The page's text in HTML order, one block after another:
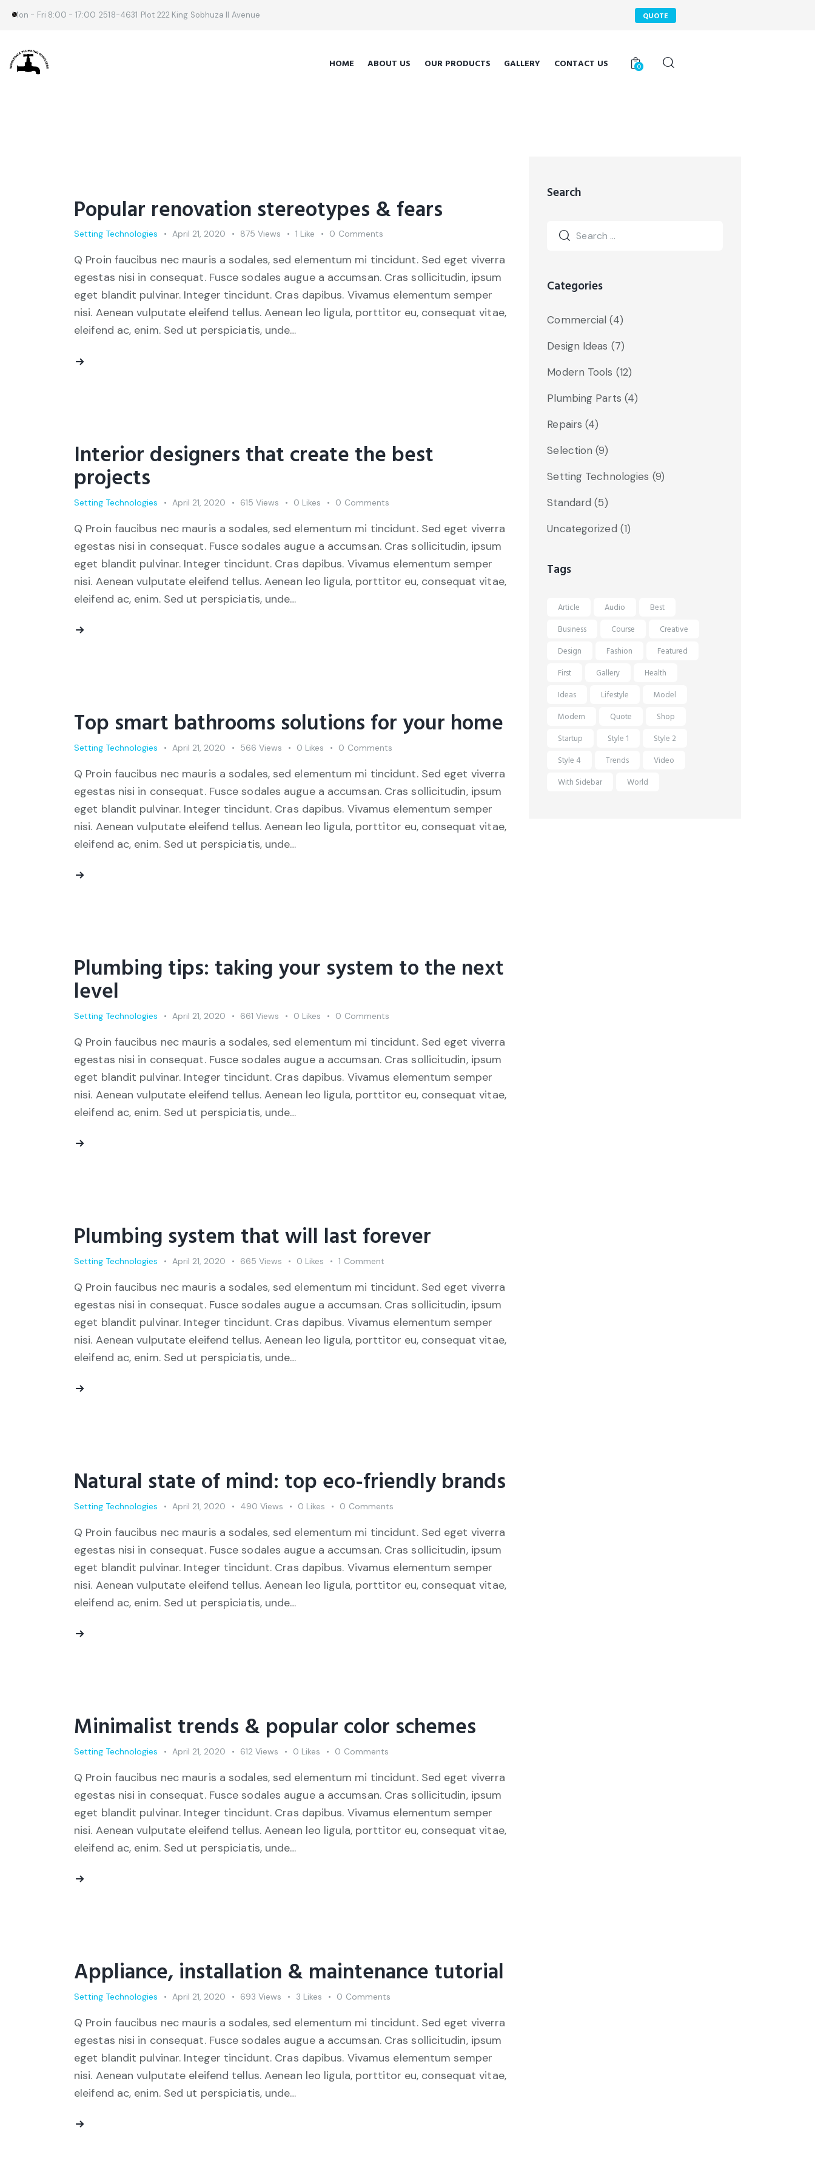
Mon - Fri 8:00 - 17:00 2518-4631 Plot 222 King Sobhuza II Avenue QUOTE
HOME ABOUT US OUR PRODUCTS GALLERY CONTACT US 0
Popular renovation stereotypes & fears
Setting Technologies April 21, 2020 875 Views 1 Like 0 Comments
Q Proin faucibus nec mauris a sodales, sed elementum mi tincidunt. Sed eget viverra
egestas nisi in consequat. Fusce sodales augue a accumsan. Cras sollicitudin, ipsum
eget blandit pulvinar. Integer tincidunt. Cras dapibus. Vivamus elementum semper
nisi. Aenean vulputate eleifend tellus. Aenean leo ligula, porttitor eu, consequat vitae,
eleifend ac, enim. Sed ut perspiciatis, unde…
Interior designers that create the best
projects
Setting Technologies April 21, 2020 615 Views 0 Likes 0 Comments
Q Proin faucibus nec mauris a sodales, sed elementum mi tincidunt. Sed eget viverra
egestas nisi in consequat. Fusce sodales augue a accumsan. Cras sollicitudin, ipsum
eget blandit pulvinar. Integer tincidunt. Cras dapibus. Vivamus elementum semper
nisi. Aenean vulputate eleifend tellus. Aenean leo ligula, porttitor eu, consequat vitae,
eleifend ac, enim. Sed ut perspiciatis, unde…
Top smart bathrooms solutions for your home
Setting Technologies April 21, 2020 566 Views 0 Likes 0 Comments
Q Proin faucibus nec mauris a sodales, sed elementum mi tincidunt. Sed eget viverra
egestas nisi in consequat. Fusce sodales augue a accumsan. Cras sollicitudin, ipsum
eget blandit pulvinar. Integer tincidunt. Cras dapibus. Vivamus elementum semper
nisi. Aenean vulputate eleifend tellus. Aenean leo ligula, porttitor eu, consequat vitae,
eleifend ac, enim. Sed ut perspiciatis, unde…
Plumbing tips: taking your system to the next
level
Setting Technologies April 21, 2020 661 Views 0 Likes 0 Comments
Q Proin faucibus nec mauris a sodales, sed elementum mi tincidunt. Sed eget viverra
egestas nisi in consequat. Fusce sodales augue a accumsan. Cras sollicitudin, ipsum
eget blandit pulvinar. Integer tincidunt. Cras dapibus. Vivamus elementum semper
nisi. Aenean vulputate eleifend tellus. Aenean leo ligula, porttitor eu, consequat vitae,
eleifend ac, enim. Sed ut perspiciatis, unde…
Plumbing system that will last forever
Setting Technologies April 21, 2020 665 Views 0 Likes 1 Comment
Q Proin faucibus nec mauris a sodales, sed elementum mi tincidunt. Sed eget viverra
egestas nisi in consequat. Fusce sodales augue a accumsan. Cras sollicitudin, ipsum
eget blandit pulvinar. Integer tincidunt. Cras dapibus. Vivamus elementum semper
nisi. Aenean vulputate eleifend tellus. Aenean leo ligula, porttitor eu, consequat vitae,
eleifend ac, enim. Sed ut perspiciatis, unde…
Natural state of mind: top eco-friendly brands
Setting Technologies April 21, 2020 490 Views 0 Likes 0 Comments
Q Proin faucibus nec mauris a sodales, sed elementum mi tincidunt. Sed eget viverra
egestas nisi in consequat. Fusce sodales augue a accumsan. Cras sollicitudin, ipsum
eget blandit pulvinar. Integer tincidunt. Cras dapibus. Vivamus elementum semper
nisi. Aenean vulputate eleifend tellus. Aenean leo ligula, porttitor eu, consequat vitae,
eleifend ac, enim. Sed ut perspiciatis, unde…
Minimalist trends & popular color schemes
Setting Technologies April 21, 2020 612 Views 0 Likes 0 Comments
Q Proin faucibus nec mauris a sodales, sed elementum mi tincidunt. Sed eget viverra
egestas nisi in consequat. Fusce sodales augue a accumsan. Cras sollicitudin, ipsum
eget blandit pulvinar. Integer tincidunt. Cras dapibus. Vivamus elementum semper
nisi. Aenean vulputate eleifend tellus. Aenean leo ligula, porttitor eu, consequat vitae,
eleifend ac, enim. Sed ut perspiciatis, unde…
Appliance, installation & maintenance tutorial
Setting Technologies April 21, 2020 693 Views 3 Likes 0 Comments
Q Proin faucibus nec mauris a sodales, sed elementum mi tincidunt. Sed eget viverra
egestas nisi in consequat. Fusce sodales augue a accumsan. Cras sollicitudin, ipsum
eget blandit pulvinar. Integer tincidunt. Cras dapibus. Vivamus elementum semper
nisi. Aenean vulputate eleifend tellus. Aenean leo ligula, porttitor eu, consequat vitae,
eleifend ac, enim. Sed ut perspiciatis, unde…
Search
Categories
Commercial (4)
Design Ideas (7)
Modern Tools (12)
Plumbing Parts (4)
Repairs (4)
Selection (9)
Setting Technologies (9)
Standard (5)
Uncategorized (1)
Tags
Article Audio
Best
Business
Course
Creative
Design
Fashion
Featured
First
Gallery
Health
Ideas
Lifestyle
Model
Modern
Quote
Shop
Startup
Style 1
Style 2
Style 4
Trends
Video
With Sidebar
World